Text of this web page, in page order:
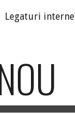
Legaturi interne